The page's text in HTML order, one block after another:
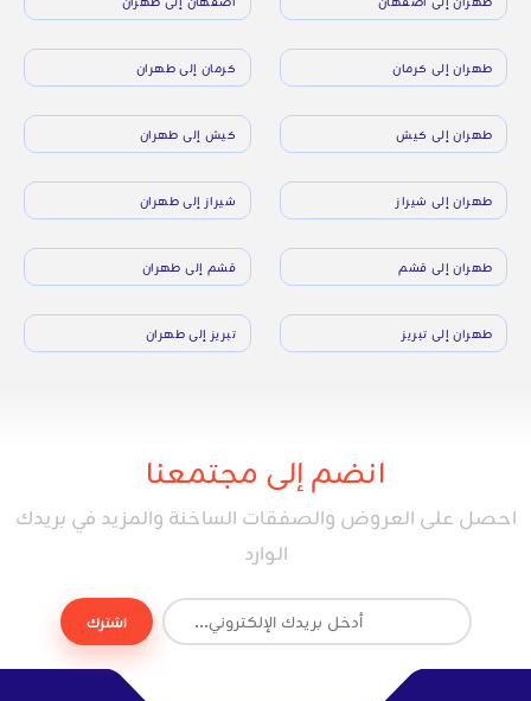
طهران إلى كرمان كرمان إلى طهران
طهران إلى كيش كيش إلى طهران
طهران إلى شيراز شيراز إلى طهران
طهران إلى قشم قشم إلى طهران
طهران إلى تبريز تبريز إلى طهران
انضم إلى مجتمعنا
احصل على العروض والصفقات الساخنة والمزيد في بريدك
الوارد
اشترك